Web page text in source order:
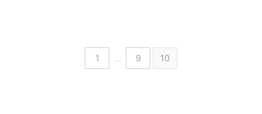
1 … 9 10